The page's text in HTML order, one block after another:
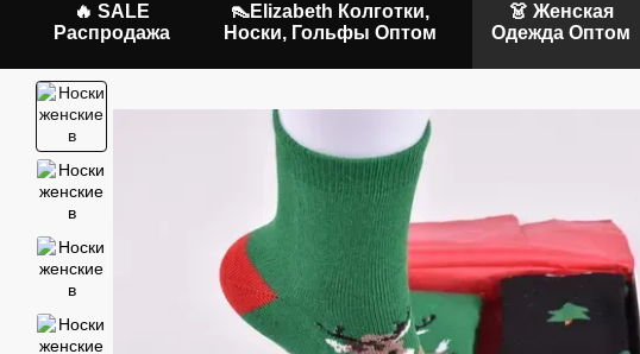
🔥 SALE
Распродажа
👠Elizabeth Колготки,
Носки, Гольфы Оптом
👗 Женская
Одежда Оптом